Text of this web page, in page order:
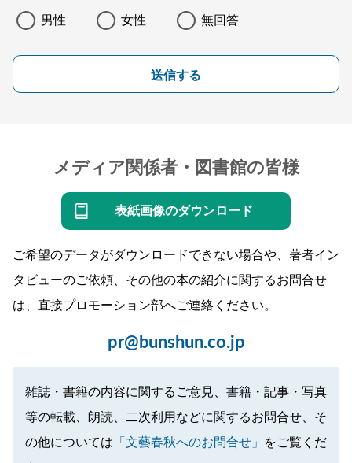
男性 女性 無回答
送信する
メディア関係者・図書館の皆様
表紙画像のダウンロード
ご希望のデータがダウンロードできない場合や、著者イン
タビューのご依頼、その他の本の紹介に関するお問合せ
は、直接プロモーション部へご連絡ください。
pr@bunshun.co.jp
雑誌・書籍の内容に関するご意見、書籍・記事・写真
等の転載、朗読、二次利用などに関するお問合せ、そ
の他については 「文藝春秋へのお問合せ」
をご覧くだ